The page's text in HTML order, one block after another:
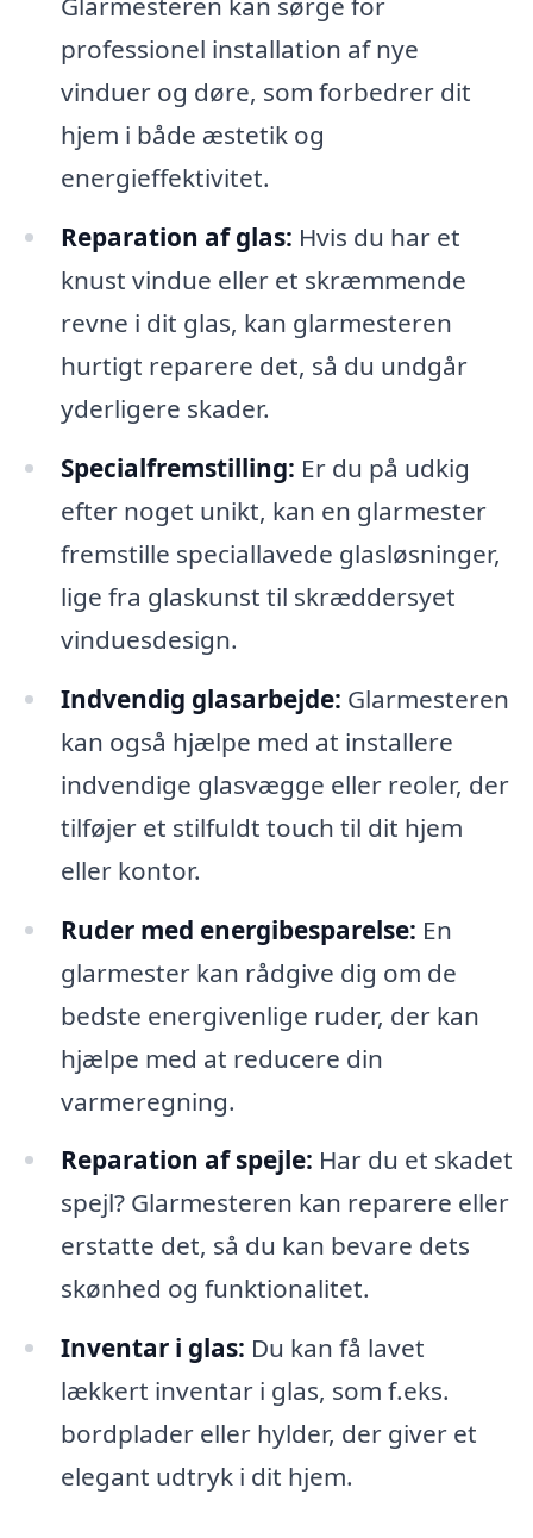
professionel installation af nye
vinduer og døre, som forbedrer dit
hjem i både æstetik og
energieffektivitet.
Reparation af glas: Hvis du har et
knust vindue eller et skræmmende
revne i dit glas, kan glarmesteren
hurtigt reparere det, så du undgår
yderligere skader.
Specialfremstilling: Er du på udkig
efter noget unikt, kan en glarmester
fremstille speciallavede glasløsninger,
lige fra glaskunst til skræddersyet
vinduesdesign.
Indvendig glasarbejde: Glarmesteren
kan også hjælpe med at installere
indvendige glasvægge eller reoler, der
tilføjer et stilfuldt touch til dit hjem
eller kontor.
Ruder med energibesparelse: En
glarmester kan rådgive dig om de
bedste energivenlige ruder, der kan
hjælpe med at reducere din
varmeregning.
Reparation af spejle: Har du et skadet
spejl? Glarmesteren kan reparere eller
erstatte det, så du kan bevare dets
skønhed og funktionalitet.
Inventar i glas: Du kan få lavet
lækkert inventar i glas, som f.eks.
bordplader eller hylder, der giver et
elegant udtryk i dit hjem.